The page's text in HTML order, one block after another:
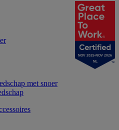
met snoer
NOV 2025-NOV 2026
NL